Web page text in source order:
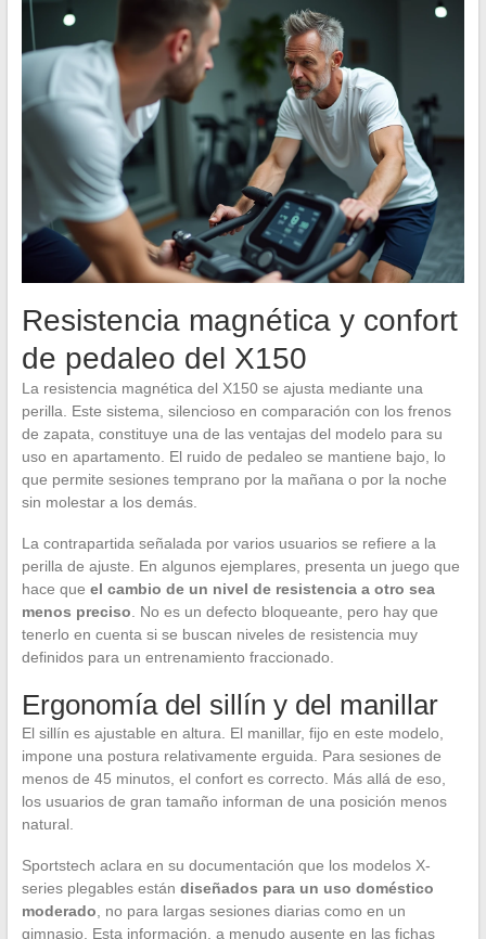
Resistencia magnética y confort
de pedaleo del X150
La resistencia magnética del X150 se ajusta mediante una
perilla. Este sistema, silencioso en comparación con los frenos
de zapata, constituye una de las ventajas del modelo para su
uso en apartamento. El ruido de pedaleo se mantiene bajo, lo
que permite sesiones temprano por la mañana o por la noche
sin molestar a los demás.
La contrapartida señalada por varios usuarios se refiere a la
perilla de ajuste. En algunos ejemplares, presenta un juego que
hace que el cambio de un nivel de resistencia a otro sea
menos preciso . No es un defecto bloqueante, pero hay que
tenerlo en cuenta si se buscan niveles de resistencia muy
definidos para un entrenamiento fraccionado.
Ergonomía del sillín y del manillar
El sillín es ajustable en altura. El manillar, fijo en este modelo,
impone una postura relativamente erguida. Para sesiones de
menos de 45 minutos, el confort es correcto. Más allá de eso,
los usuarios de gran tamaño informan de una posición menos
natural.
Sportstech aclara en su documentación que los modelos X-
series plegables están diseñados para un uso doméstico
moderado , no para largas sesiones diarias como en un
gimnasio. Esta información, a menudo ausente en las fichas